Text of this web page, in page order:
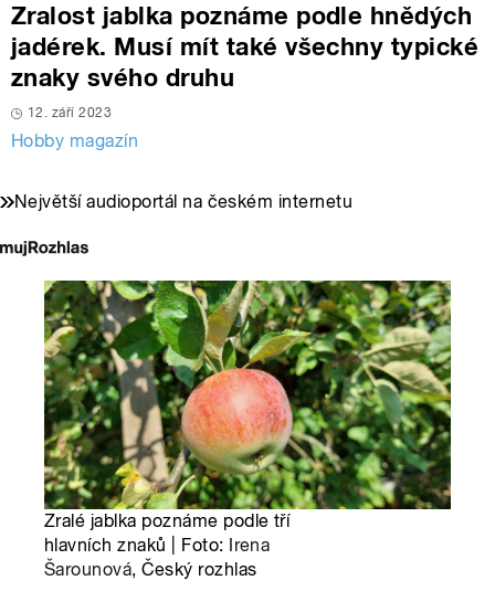
Zralost jablka poznáme podle hnědých
jadérek. Musí mít také všechny typické
znaky svého druhu
12. září 2023
Hobby magazín
Největší audioportál na českém internetu
Zralé jablka poznáme podle tří
hlavních znaků | Foto: Irena
Šarounová, Český rozhlas